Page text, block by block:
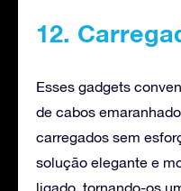
12.
Esses gadgets
de cabos
carregados sem
solução elegante e
ligado, tornando-os